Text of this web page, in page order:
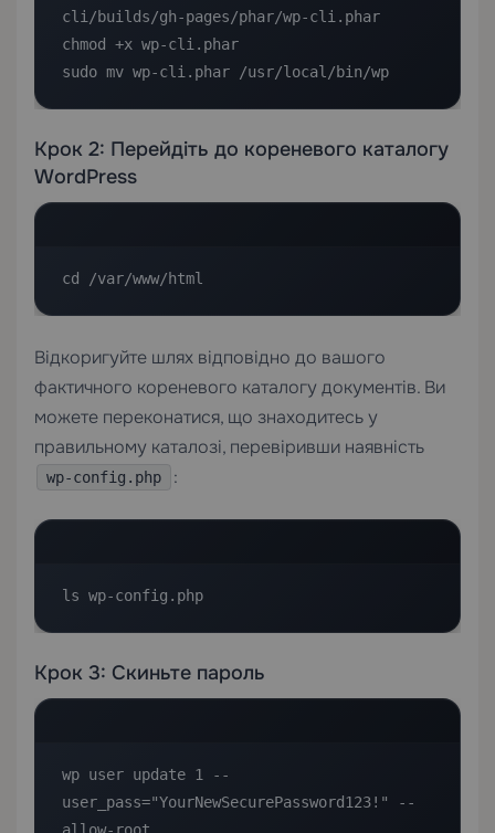
cli/builds/gh-pages/phar/wp-cli.phar
chmod +x wp-cli.phar
sudo mv wp-cli.phar /usr/local/bin/wp
Крок 2: Перейдіть до кореневого каталогу
WordPress
cd /var/www/html
Відкоригуйте шлях відповідно до вашого
фактичного кореневого каталогу документів. Ви
можете переконатися, що знаходитесь у
правильному каталозі, перевіривши наявність
wp-config.php :
ls wp-config.php
Крок 3: Скиньте пароль
wp user update 1 --
user_pass="YourNewSecurePassword123!" --